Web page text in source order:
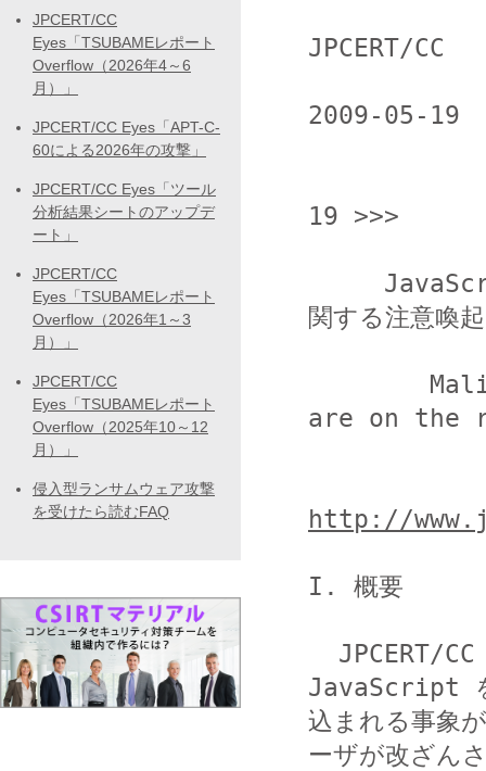
JPCERT/CC
2009-05-19
19 >>>
関する注意喚起
are on the
http://
I. 概要
JavaScript
込まれる事象
ーザが改ざん
JPCERT/CC
Eyes「TSUBAMEレポート
Overflow（2026年4～6
月）」
JPCERT/CC Eyes「APT-C-
60による2026年の攻撃」
JPCERT/CC Eyes「ツール
分析結果シートのアップデ
ート」
JPCERT/CC
Eyes「TSUBAMEレポート
Overflow（2026年1～3
月）」
JPCERT/CC
Eyes「TSUBAMEレポート
Overflow（2025年10～12
月）」
侵入型ランサムウェア攻撃
を受けたら読むFAQ